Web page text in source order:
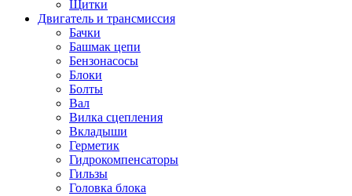
Щитки
Двигатель и трансмиссия
Бачки
Башмак цепи
Бензонасосы
Блоки
Болты
Вал
Вилка сцепления
Вкладыши
Герметик
Гидрокомпенсаторы
Гильзы
Головка блока